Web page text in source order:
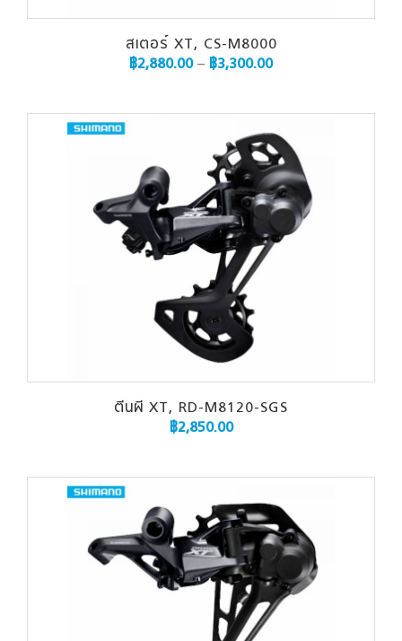
สเตอร์ XT, CS-M8000
฿2,880.00– ฿3,300.00
ตีนผี XT, RD-M8120-SGS
฿2,850.00